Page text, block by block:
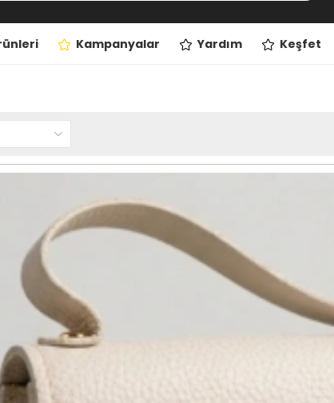
Kampanyalar Yardım Keşfet